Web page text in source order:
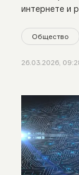
интернете и
Общество
26.03.2026,